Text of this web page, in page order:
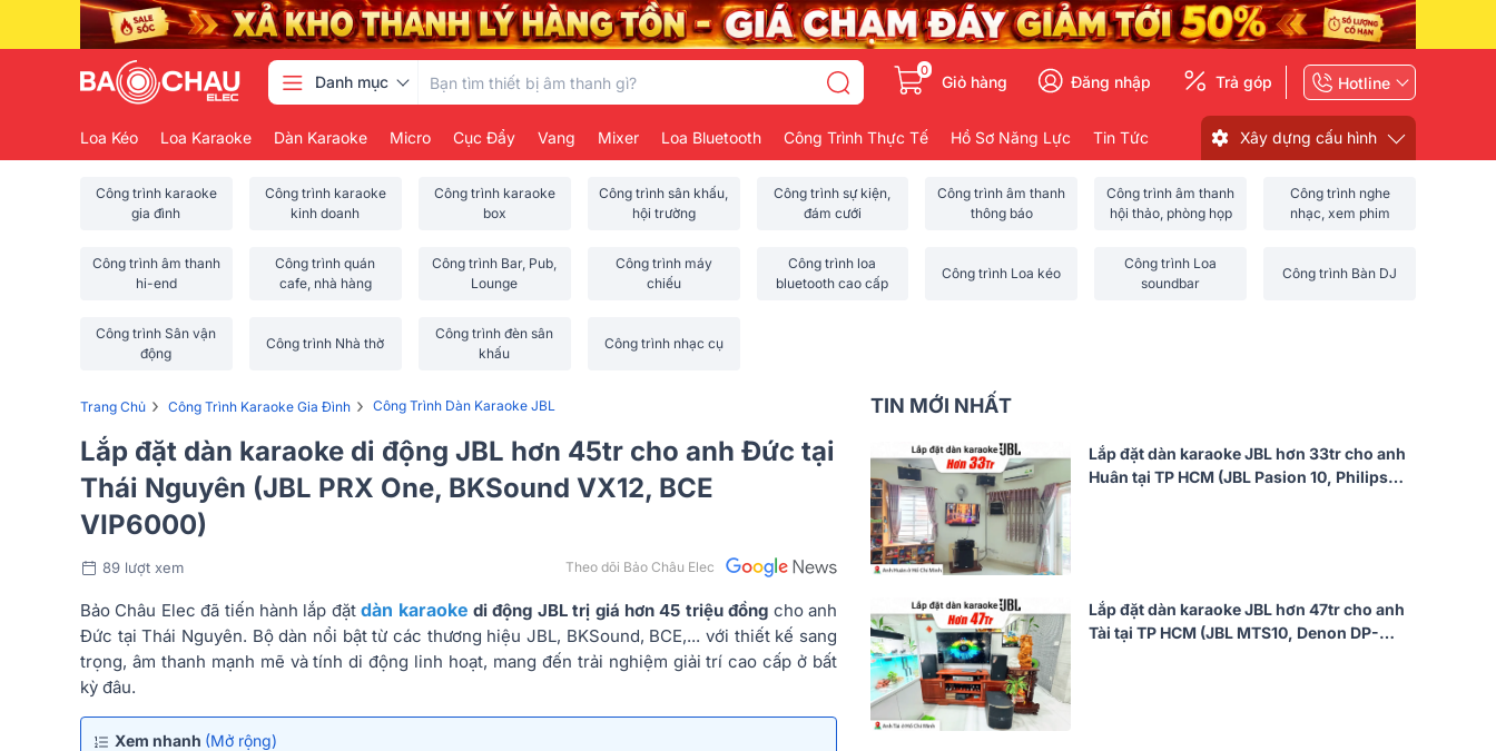
Danh mục
0
Giỏ hàng Đăng nhập Trả góp Hotline
Loa Kéo Loa Karaoke Dàn Karaoke Micro Cục Đẩy Vang Mixer Loa Bluetooth Công Trình Thực Tế Hồ Sơ Năng Lực Tin Tức Xây dựng cấu hình
Công trình karaoke
gia đình
Công trình karaoke
kinh doanh
Công trình karaoke
box
Công trình sân khấu,
hội trường
Công trình sự kiện,
đám cưới
Công trình âm thanh
thông báo
Công trình âm thanh
hội thảo, phòng họp
Công trình nghe
nhạc, xem phim
Công trình âm thanh
hi-end
Công trình quán
cafe, nhà hàng
Công trình Bar, Pub,
Lounge
Công trình máy
chiếu
Công trình loa
bluetooth cao cấp
Công trình Loa kéo
Công trình Loa
soundbar
Công trình Bàn DJ
Công trình Sân vận
động
Công trình Nhà thờ
Công trình đèn sân
khấu
Công trình nhạc cụ
Trang Chủ › Công Trình Karaoke Gia Đình › Công Trình Dàn Karaoke JBL
Lắp đặt dàn karaoke di động JBL hơn 45tr cho anh Đức tại
Thái Nguyên (JBL PRX One, BKSound VX12, BCE
VIP6000)
89 lượt xem Theo dõi Bảo Châu Elec
Bảo Châu Elec đã tiến hành lắp đặtdàn karaoke di động JBL trị giá hơn 45 triệu đồng cho anh
Đức tại Thái Nguyên. Bộ dàn nổi bật từ các thương hiệu JBL, BKSound, BCE,... với thiết kế sang
trọng, âm thanh mạnh mẽ và tính di động linh hoạt, mang đến trải nghiệm giải trí cao cấp ở bất
kỳ đâu.
Xem nhanh (Mở rộng)
TIN MỚI NHẤT
Lắp đặt dàn karaoke JBL hơn 33tr cho anh
Huân tại TP HCM (JBL Pasion 10, Philips
Lắp đặt dàn karaoke JBL hơn 47tr cho anh
Tài tại TP HCM (JBL MTS10, Denon DP-